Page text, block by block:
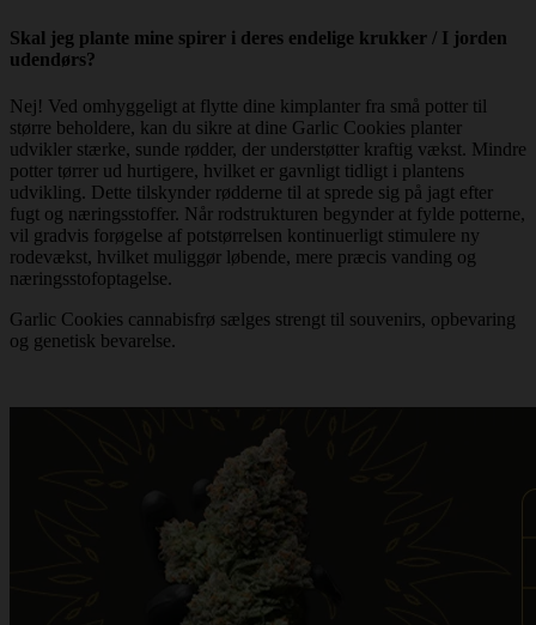
Skal jeg plante mine spirer i deres endelige krukker / I jorden
udendørs?
Nej! Ved omhyggeligt at flytte dine kimplanter fra små potter til
større beholdere, kan du sikre at dine Garlic Cookies planter
udvikler stærke, sunde rødder, der understøtter kraftig vækst. Mindre
potter tørrer ud hurtigere, hvilket er gavnligt tidligt i plantens
udvikling. Dette tilskynder rødderne til at sprede sig på jagt efter
fugt og næringsstoffer. Når rodstrukturen begynder at fylde potterne,
vil gradvis forøgelse af potstørrelsen kontinuerligt stimulere ny
rodevækst, hvilket muliggør løbende, mere præcis vanding og
næringsstofoptagelse.
Garlic Cookies cannabisfrø sælges strengt til souvenirs, opbevaring
og genetisk bevarelse.